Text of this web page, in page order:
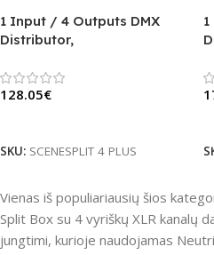
1 Input / 4 Outputs DMX
Distributor,
128.05€
SKU: SCENESPLIT 4 PLUS
Vienas iš populiariausių šios
Split Box su 4 vyriškų XLR kanalų
jungtimi, kurioje naudojamas